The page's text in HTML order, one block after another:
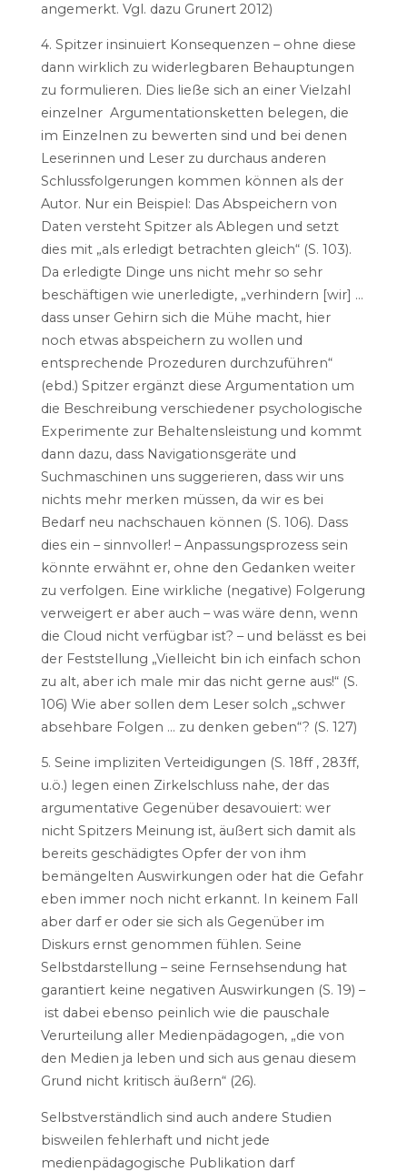
angemerkt. Vgl. dazu Grunert 2012)
4. Spitzer insinuiert Konsequenzen – ohne diese
dann wirklich zu widerlegbaren Behauptungen
zu formulieren. Dies ließe sich an einer Vielzahl
einzelner Argumentationsketten belegen, die
im Einzelnen zu bewerten sind und bei denen
Leserinnen und Leser zu durchaus anderen
Schlussfolgerungen kommen können als der
Autor. Nur ein Beispiel: Das Abspeichern von
Daten versteht Spitzer als Ablegen und setzt
dies mit „als erledigt betrachten gleich“ (S. 103).
Da erledigte Dinge uns nicht mehr so sehr
beschäftigen wie unerledigte, „verhindern [wir] …
dass unser Gehirn sich die Mühe macht, hier
noch etwas abspeichern zu wollen und
entsprechende Prozeduren durchzuführen“
(ebd.) Spitzer ergänzt diese Argumentation um
die Beschreibung verschiedener psychologische
Experimente zur Behaltensleistung und kommt
dann dazu, dass Navigationsgeräte und
Suchmaschinen uns suggerieren, dass wir uns
nichts mehr merken müssen, da wir es bei
Bedarf neu nachschauen können (S. 106). Dass
dies ein – sinnvoller! – Anpassungsprozess sein
könnte erwähnt er, ohne den Gedanken weiter
zu verfolgen. Eine wirkliche (negative) Folgerung
verweigert er aber auch – was wäre denn, wenn
die Cloud nicht verfügbar ist? – und belässt es bei
der Feststellung „Vielleicht bin ich einfach schon
zu alt, aber ich male mir das nicht gerne aus!“ (S.
106) Wie aber sollen dem Leser solch „schwer
absehbare Folgen … zu denken geben“? (S. 127)
5. Seine impliziten Verteidigungen (S. 18ff , 283ff,
u.ö.) legen einen Zirkelschluss nahe, der das
argumentative Gegenüber desavouiert: wer
nicht Spitzers Meinung ist, äußert sich damit als
bereits geschädigtes Opfer der von ihm
bemängelten Auswirkungen oder hat die Gefahr
eben immer noch nicht erkannt. In keinem Fall
aber darf er oder sie sich als Gegenüber im
Diskurs ernst genommen fühlen. Seine
Selbstdarstellung – seine Fernsehsendung hat
garantiert keine negativen Auswirkungen (S. 19) –
ist dabei ebenso peinlich wie die pauschale
Verurteilung aller Medienpädagogen, „die von
den Medien ja leben und sich aus genau diesem
Grund nicht kritisch äußern“ (26).
Selbstverständlich sind auch andere Studien
bisweilen fehlerhaft und nicht jede
medienpädagogische Publikation darf